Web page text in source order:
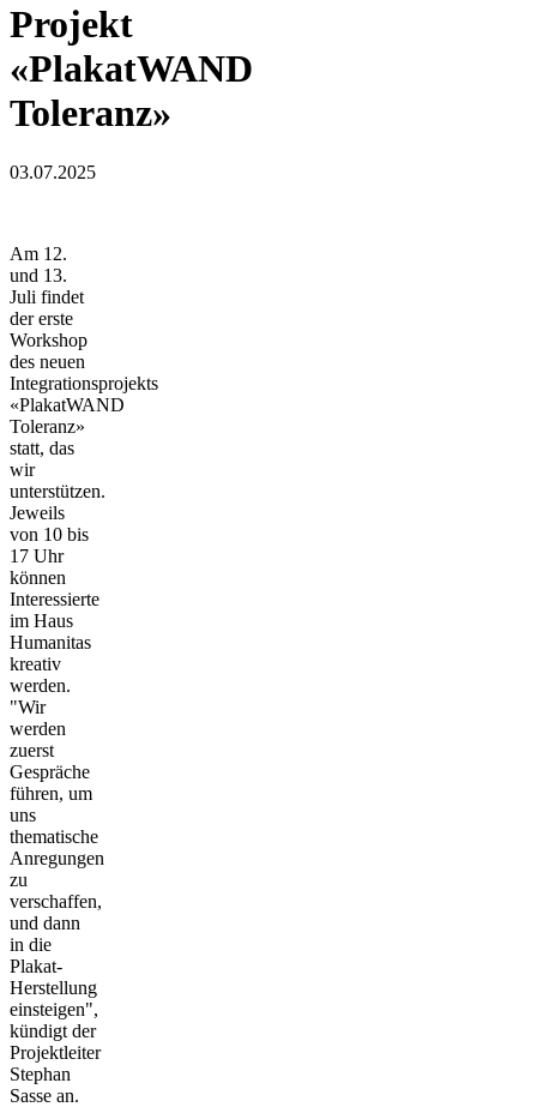
Projekt
«PlakatWAND
Toleranz»
03.07.2025
Am 12.
und 13.
Juli findet
der erste
Workshop
des neuen
Integrationsprojekts
«PlakatWAND
Toleranz»
statt, das
wir
unterstützen.
Jeweils
von 10 bis
17 Uhr
können
Interessierte
im Haus
Humanitas
kreativ
werden.
"Wir
werden
zuerst
Gespräche
führen, um
uns
thematische
Anregungen
zu
verschaffen,
und dann
in die
Plakat-
Herstellung
einsteigen",
kündigt der
Projektleiter
Stephan
Sasse an.